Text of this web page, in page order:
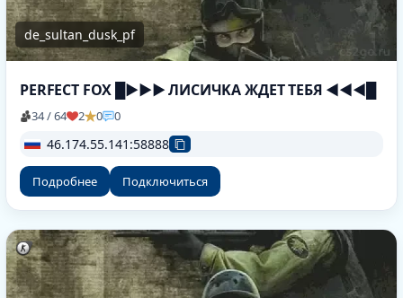
de_sultan_dusk_pf
PERFECT FOX █►►► ЛИCИЧKA ЖДET TEБЯ ◄◄◄█
34 / 64 2 0 0
46.174.55.141:58888
Подробнее Подключиться